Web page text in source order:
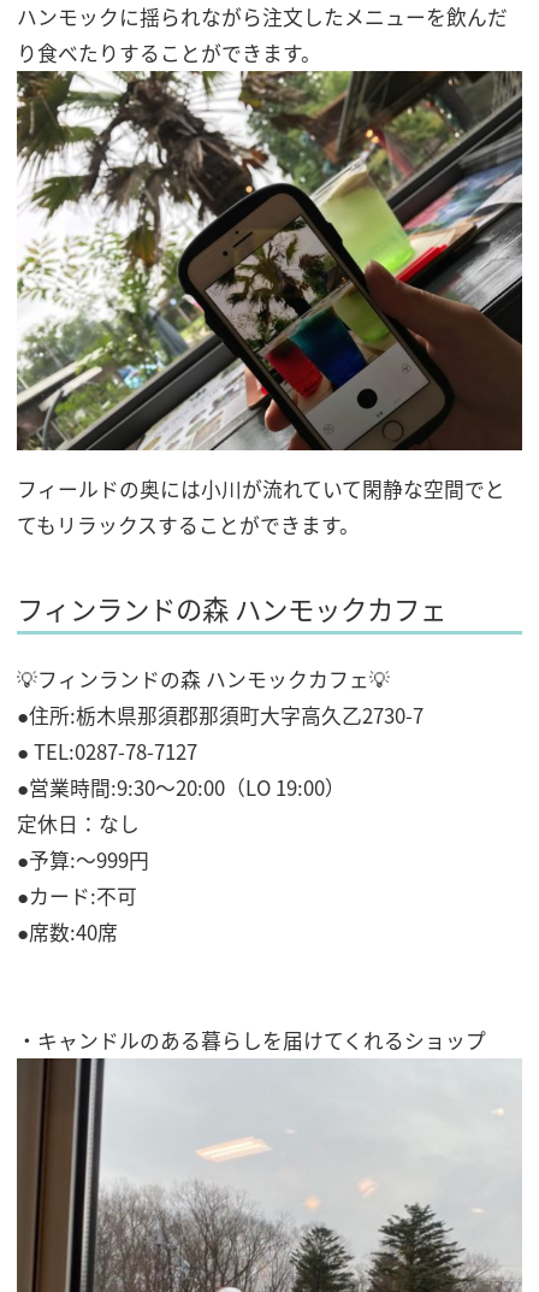
ハンモックに揺られながら注文したメニューを飲んだ
り食べたりすることができます。
フィールドの奥には小川が流れていて閑静な空間でと
てもリラックスすることができます。
フィンランドの森 ハンモックカフェ
💡フィンランドの森 ハンモックカフェ💡
●住所:栃木県那須郡那須町大字高久乙2730-7
● TEL:0287-78-7127
●営業時間:9:30～20:00（LO 19:00）
定休日：なし
●予算:〜999円
●カード:不可
●席数:40席
・キャンドルのある暮らしを届けてくれるショップ